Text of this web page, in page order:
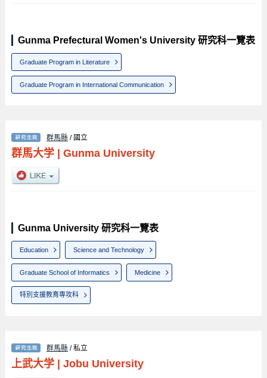
Gunma Prefectural Women's University 研究科一覽表
Graduate Program in Literature
Graduate Program in International Communication
群馬縣 / 國立
群馬大学| Gunma University
Gunma University 研究科一覽表
Education Science and Technology
Graduate School of Informatics Medicine
特別支援教育専攻科
群馬縣 / 私立
上武大学| Jobu University